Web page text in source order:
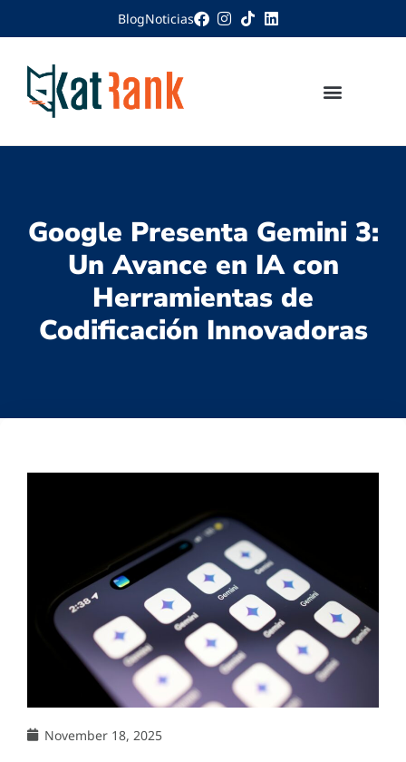
BlogNoticias
Google Presenta Gemini 3:
Un Avance en IA con
Herramientas de
Codificación Innovadoras
November 18, 2025